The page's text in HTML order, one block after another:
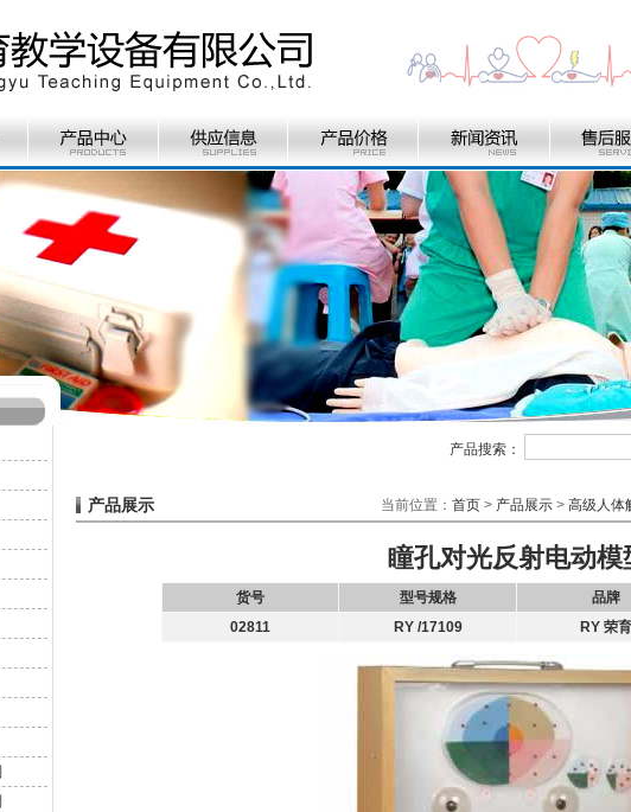
产品搜索：
产品展示 当前位置： 首页 > 产品展示 > 高级人体
瞳孔对光反射电动模
货号 型号规格
品牌
02811
RY /17109 RY 荣育